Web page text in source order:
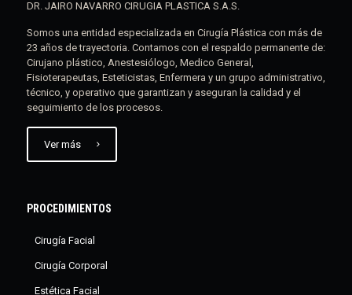
DR. JAIRO NAVARRO CIRUGIA PLASTICA S.A.S.
Somos una entidad especializada en Cirugía Plástica con más de
23 años de trayectoria. Contamos con el respaldo permanente de:
Cirujano plástico, Anestesiólogo, Medico General,
Fisioterapeutas, Esteticistas, Enfermera y un grupo administrativo,
técnico, y operativo que garantizan y aseguran la calidad y el
seguimiento de los procesos.
Ver más
PROCEDIMIENTOS
Cirugía Facial
Cirugía Corporal
Estética Facial